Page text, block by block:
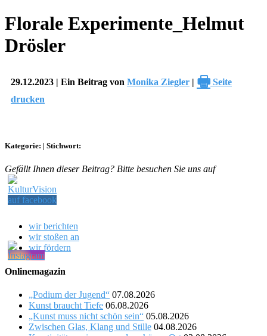
Florale Experimente_Helmut
Drösler
29.12.2023 | Ein Beitrag von Monika Ziegler | 🖶 Seite
drucken
Kategorie: | Stichwort:
Gefällt Ihnen dieser Beitrag? Bitte besuchen Sie uns auf
wir berichten
wir stoßen an
wir fördern
Onlinemagazin
„Podium der Jugend“ 07.08.2026
Kunst braucht Tiefe 06.08.2026
„Kunst muss nicht schön sein“ 05.08.2026
Zwischen Glas, Klang und Stille 04.08.2026